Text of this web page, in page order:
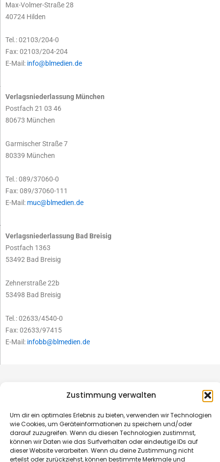
Zustimmung verwalten
Um dir ein optimales Erlebnis zu bieten, verwenden wir Technologien
wie Cookies, um Geräteinformationen zu speichern und/oder
darauf zuzugreifen. Wenn du diesen Technologien zustimmst,
können wir Daten wie das Surfverhalten oder eindeutige IDs auf
dieser Website verarbeiten. Wenn du deine Zustimmung nicht
erteilst oder zurückziehst, können bestimmte Merkmale und
Max-Volmer-Straße 28
40724 Hilden
Tel.: 02103/204-0
Fax: 02103/204-204
E-Mail: info@blmedien.de
Verlagsniederlassung München
Postfach 21 03 46
80673 München
Garmischer Straße 7
80339 München
Tel.: 089/37060-0
Fax: 089/37060-111
E-Mail: muc@blmedien.de
Verlagsniederlassung Bad Breisig
Postfach 1363
53492 Bad Breisig
Zehnerstraße 22b
53498 Bad Breisig
Tel.: 02633/4540-0
Fax: 02633/97415
E-Mail: infobb@blmedien.de